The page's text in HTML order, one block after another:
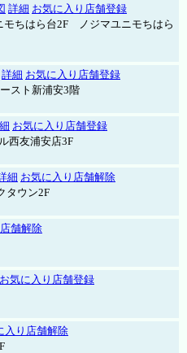
詳細 お気に入り店舗登録
ちはら台2F ノジマユニモちはら
詳細 お気に入り店舗登録
スト新浦安3階
お気に入り店舗登録
西友浦安店3F
細 お気に入り店舗解除
タウン2F
舗解除
お気に入り店舗登録
入り店舗解除